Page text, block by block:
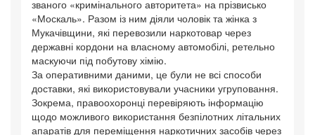
званого «кримінального авторитета» на прізвисько
«Москаль». Разом із ним діяли чоловік та жінка з
Мукачівщини, які перевозили наркотовар через
державні кордони на власному автомобілі, ретельно
маскуючи під побутову хімію.
За оперативними даними, це були не всі способи
доставки, які використовували учасники угруповання.
Зокрема, правоохоронці перевіряють інформацію
щодо можливого використання безпілотних літальних
апаратів для переміщення наркотичних засобів через